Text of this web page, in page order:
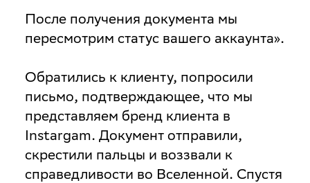
После получения документа мы
пересмотрим статус вашего аккаунта».
Обратились к клиенту, попросили
письмо, подтверждающее, что мы
представляем бренд клиента в
Instargam. Документ отправили,
скрестили пальцы и воззвали к
справедливости во Вселенной. Спустя